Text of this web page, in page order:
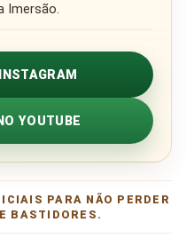
Imersão.
YOUTUBE
PARA NÃO PERDER
BASTIDORES.